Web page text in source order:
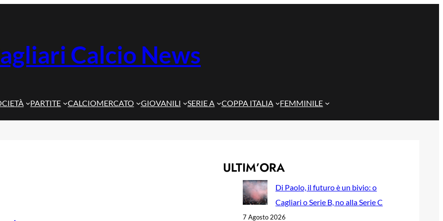
Calcio News
PARTITE CALCIOMERCATO GIOVANILI SERIE A COPPA ITALIA FEMMINILE
ULTIM’ORA
Di Paolo, il futuro è un bivio: o
Cagliari o Serie B, no alla Serie C
7 Agosto 2026